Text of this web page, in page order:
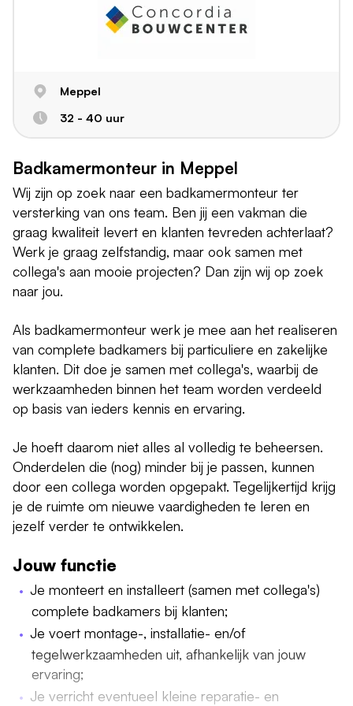
Meppel
32 - 40 uur
Badkamermonteur in Meppel
Wij zijn op zoek naar een badkamermonteur ter
versterking van ons team. Ben jij een vakman die
graag kwaliteit levert en klanten tevreden achterlaat?
Werk je graag zelfstandig, maar ook samen met
collega's aan mooie projecten? Dan zijn wij op zoek
naar jou.
Als badkamermonteur werk je mee aan het realiseren
van complete badkamers bij particuliere en zakelijke
klanten. Dit doe je samen met collega's, waarbij de
werkzaamheden binnen het team worden verdeeld
op basis van ieders kennis en ervaring.
Je hoeft daarom niet alles al volledig te beheersen.
Onderdelen die (nog) minder bij je passen, kunnen
door een collega worden opgepakt. Tegelijkertijd krijg
je de ruimte om nieuwe vaardigheden te leren en
jezelf verder te ontwikkelen.
Jouw functie
Je monteert en installeert (samen met collega's)
complete badkamers bij klanten;
Je voert montage-, installatie- en/of
tegelwerkzaamheden uit, afhankelijk van jouw
ervaring;
Je verricht eventueel kleine reparatie- en